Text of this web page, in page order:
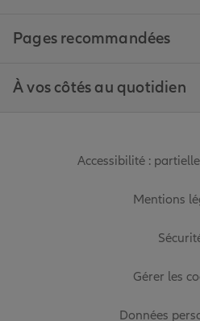
Pages recommandées
À vos côtés au quotidien
Accessibilité :
Mentions
Gérer les
Données